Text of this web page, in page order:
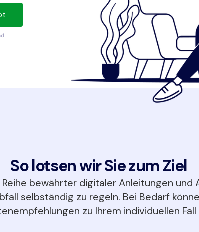
So lotsen wir Sie zum Ziel
bewährter digitaler Anleitungen und
selbständig zu regeln. Bei Bedarf
zu Ihrem individuellen Fall